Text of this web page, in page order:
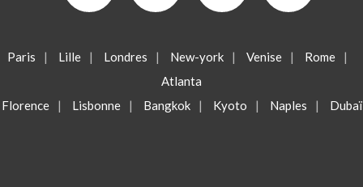
Paris | Lille | Londres | New-york | Venise | Rome
|
Atlanta
Florence
| Lisbonne | Bangkok | Kyoto | Naples | Dubaï